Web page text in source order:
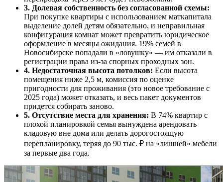
3. Долевая собственность без согласованной схемы:
При покупке квартиры с использованием маткапитала
выделение долей детям обязательно, и неправильная
конфигурация комнат может превратить юридическое
оформление в месяцы ожидания. 19% семей в
Новосибирске попадали в «ловушку» — им отказали в
регистрации права из-за спорных проходных зон.
4. Недостаточная высота потолков: Если высота
помещения ниже 2,5 м, комиссия по оценке
пригодности для проживания (это новое требование с
2025 года) может отказать, и весь пакет документов
придется собирать заново.
5. Отсутствие места для хранения: В 74% квартир с
плохой планировкой семья вынуждена арендовать
кладовую вне дома или делать дорогостоящую
перепланировку, теряя до 90 тыс. ₽ на «лишней» мебели
за первые два года.